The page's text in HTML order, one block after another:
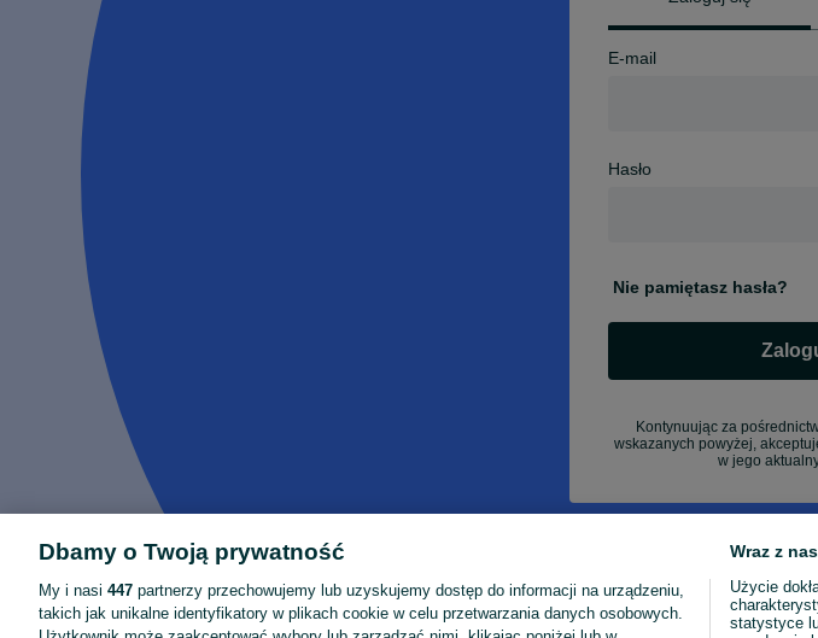
E-mail
Hasło
Nie pamiętasz hasła?
Kontynuując za
wskazanych powyżej,
w jego
Dbamy o Twoją prywatność
My i nasi 447 partnerzy przechowujemy lub uzyskujemy dostęp do informacji na urządzeniu,
takich jak unikalne identyfikatory w plikach cookie w celu przetwarzania danych osobowych.
Wraz z
Użycie
statystyce